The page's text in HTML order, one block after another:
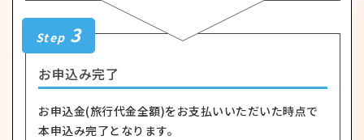
Step 3
お申込み完了
お申込金(旅行代金全額)をお支払いいただいた時点で
本申込み完了となります。